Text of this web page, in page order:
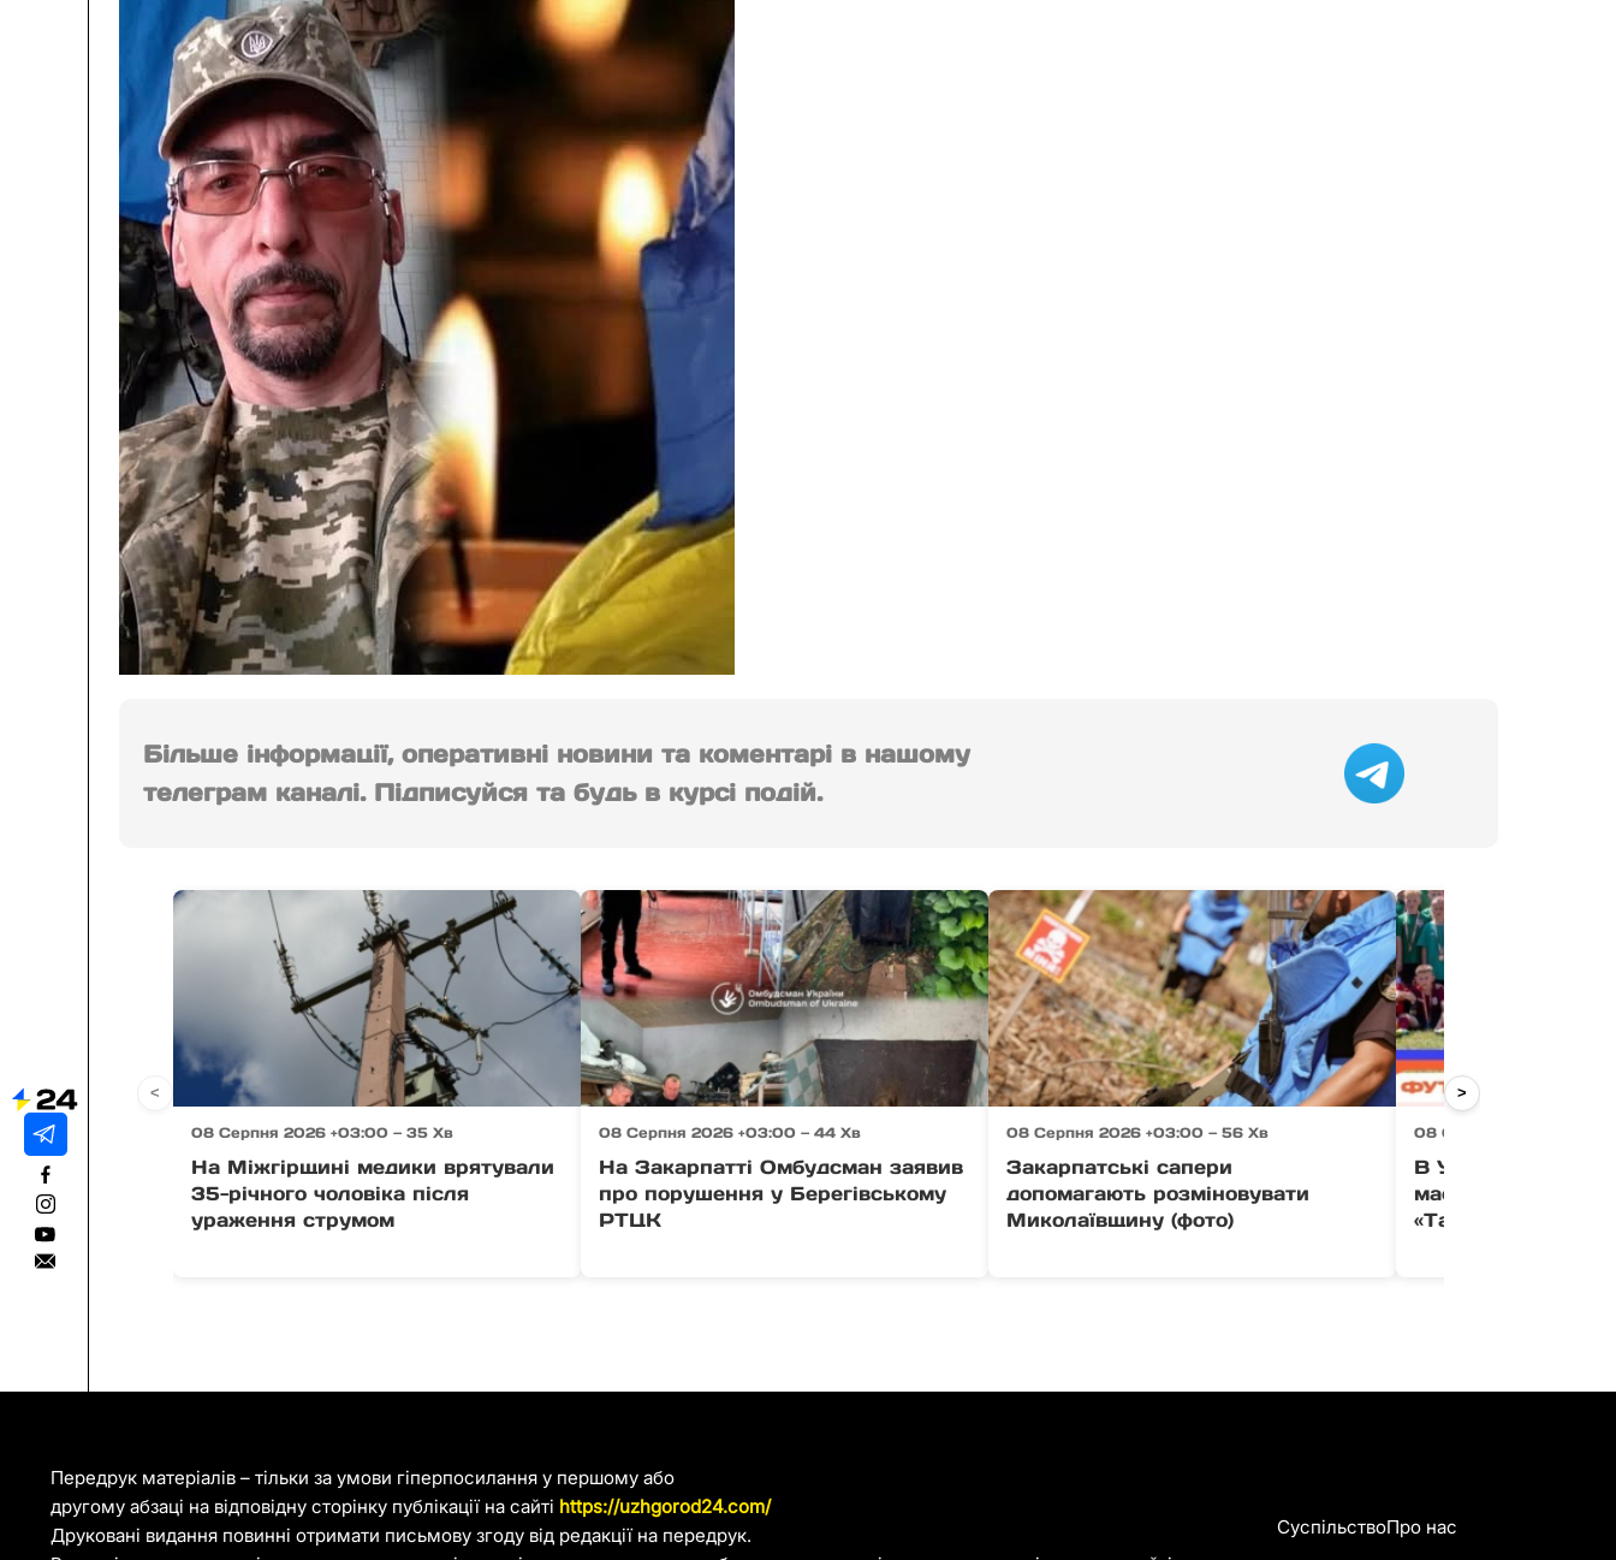
Більше інформації, оперативні новини та коментарі в нашому
телеграм каналі. Підписуйся та будь в курсі подій.
08 Серпня 2026 +03:00 — 35 Хв
На Міжгірщині медики врятували
35-річного чоловіка після
ураження струмом
08 Серпня 2026 +03:00 — 44 Хв
На Закарпатті Омбудсман заявив
про порушення у Берегівському
РТЦК
08 Серпня 2026 +03:00 — 56 Хв
Закарпатські сапери
допомагають розміновувати
Миколаївщину (фото)
08 Серпня 2026 +03:00
В Ужгороді
масштабний
«Талантікос»
< >
Передрук матеріалів – тільки за умови гіперпосилання у першому або
другому абзаці на відповідну сторінку публікації на сайті https://uzhgorod24.com/
Друковані видання повинні отримати письмову згоду від редакції на передрук.
СуспільствоПро нас